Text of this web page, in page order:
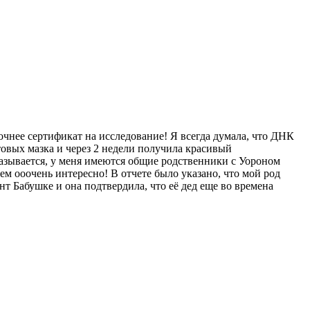
сертификат на исследование! Я всегда думала, что ДНК
мазка и через 2 недели получила красивый
у меня имеются общие родственники с Уороном
ооочень интересно! В отчете было указано, что мой род
Бабушке и она подтвердила, что её дед еще во времена